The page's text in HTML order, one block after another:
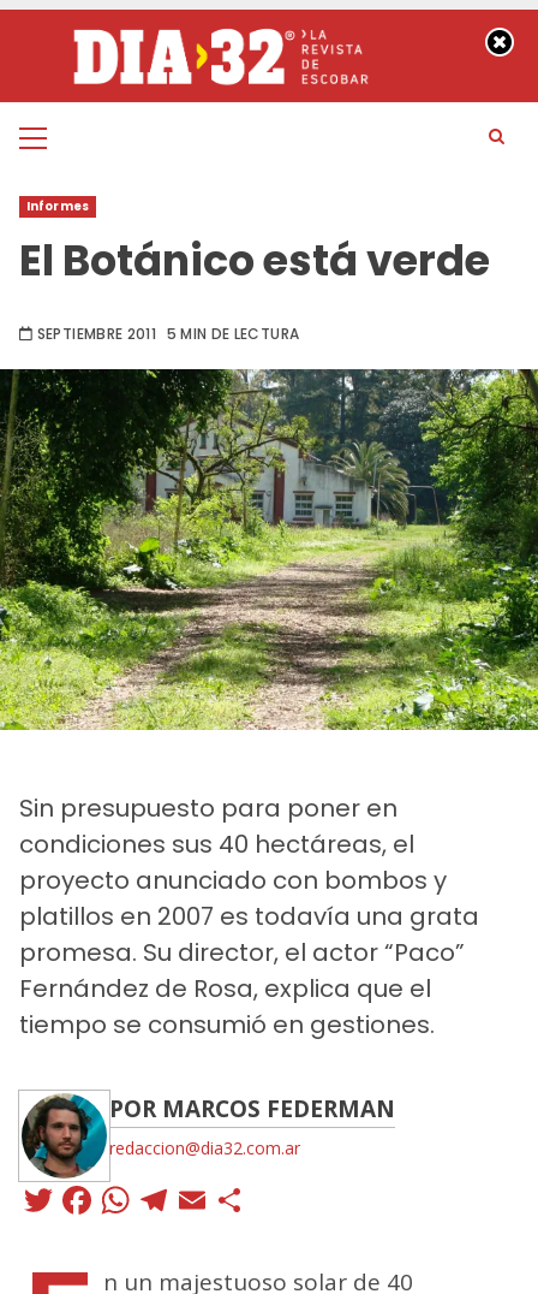
contenido
Menú
Informes
El Botánico está verde
SEPTIEMBRE 2011 5 MIN DE LECTURA
Sin presupuesto para poner en
condiciones sus 40 hectáreas, el
proyecto anunciado con bombos y
platillos en 2007 es todavía una grata
promesa. Su director, el actor “Paco”
Fernández de Rosa, explica que el
tiempo se consumió en gestiones.
POR MARCOS FEDERMAN
redaccion@dia32.com.ar
Twitter
Facebook
WhatsApp
Telegram
Email
n un majestuoso solar de 40